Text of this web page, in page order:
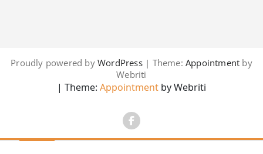
Proudly powered byWordPress| Theme: Appointment by
Webriti
| Theme: Appointment by Webriti